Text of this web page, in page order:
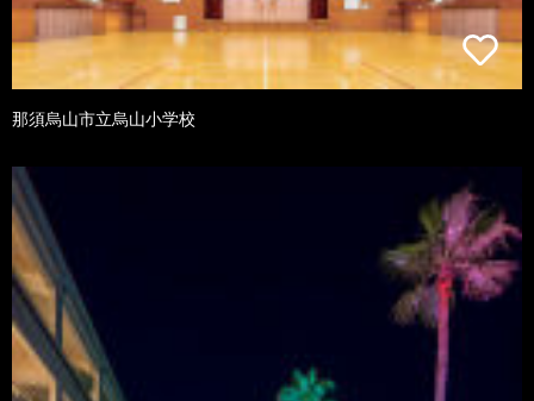
那須烏山市立烏山小学校